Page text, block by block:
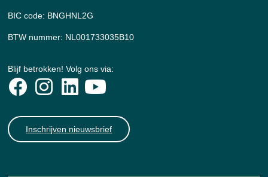
BIC code: BNGHNL2G
BTW nummer: NL001733035B10
Blijf betrokken! Volg ons via:
Inschrijven nieuwsbrief